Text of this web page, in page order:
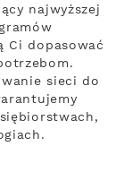
najwyższej
Ci dopasować
sieci do